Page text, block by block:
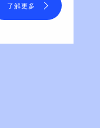
了解更多